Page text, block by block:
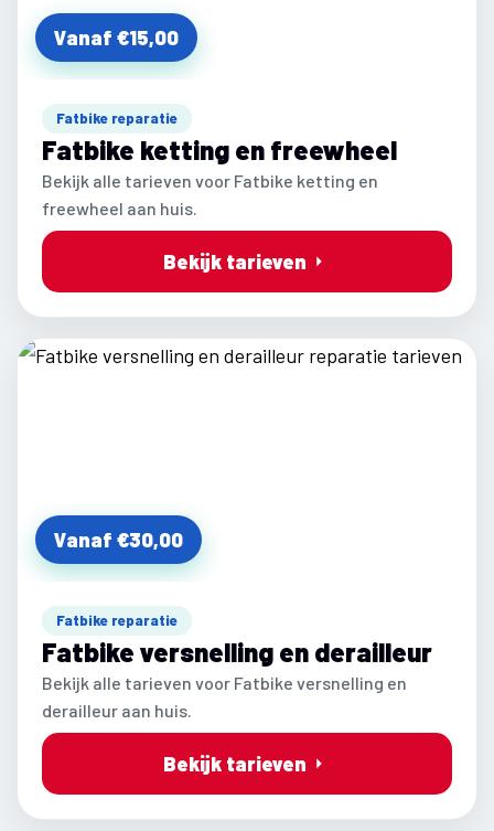
Vanaf €15,00
Fatbike reparatie
Fatbike ketting en freewheel
Bekijk alle tarieven voor Fatbike ketting en
freewheel aan huis.
Bekijk tarieven
Vanaf €30,00
Fatbike reparatie
Fatbike versnelling en derailleur
Bekijk alle tarieven voor Fatbike versnelling en
derailleur aan huis.
Bekijk tarieven